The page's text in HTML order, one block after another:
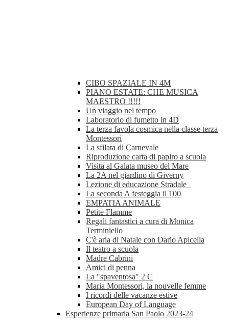
CIBO SPAZIALE IN 4M
PIANO ESTATE: CHE MUSICA
MAESTRO !!!!!
Un viaggio nel tempo
Laboratorio di fumetto in 4D
La terza favola cosmica nella classe terza
Montessori
La sfilata di Carnevale
Riproduzione carta di papiro a scuola
Visita al Galata museo del Mare
La 2A nel giardino di Giverny
Lezione di educazione Stradale
La seconda A festeggia il 100
EMPATIA ANIMALE
Petite Flamme
Regali fantastici a cura di Monica
Terminiello
C'è aria di Natale con Dario Apicella
Il teatro a scuola
Madre Cabrini
Amici di penna
La "spaventosa" 2 C
Maria Montessori, la nouvelle femme
I ricordi delle vacanze estive
European Day of Language
Esperienze primaria San Paolo 2023-24